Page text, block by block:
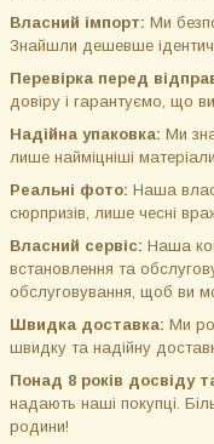
Власний імпорт: Ми
Знайшли дешевше
Перевірка перед
довіру і гарантуємо, що
Надійна упаковка: Ми
лише найміцніші
Реальні фото: Наша
сюрпризів, лише чесні
Власний сервіс: Наша
встановлення та
обслуговування, щоб ви
Швидка доставка: Ми
швидку та надійну
Понад 8 років досвіду
надають наші покупці.
родини!